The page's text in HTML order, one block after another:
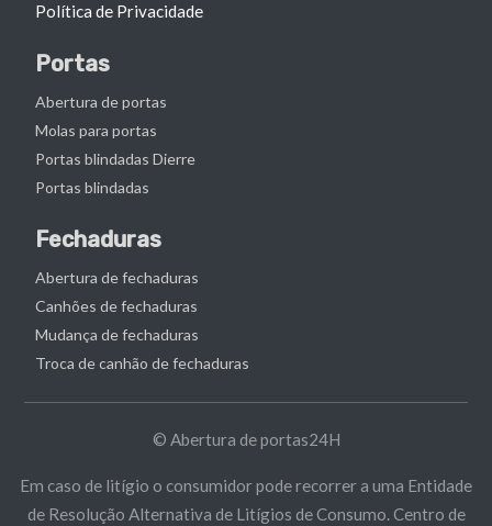
Política de Privacidade
Portas
Abertura de portas
Molas para portas
Portas blindadas Dierre
Portas blindadas
Fechaduras
Abertura de fechaduras
Canhões de fechaduras
Mudança de fechaduras
Troca de canhão de fechaduras
© Abertura de portas24H
Em caso de litígio o consumidor pode recorrer a uma Entidade
de Resolução Alternativa de Litígios de Consumo. Centro de